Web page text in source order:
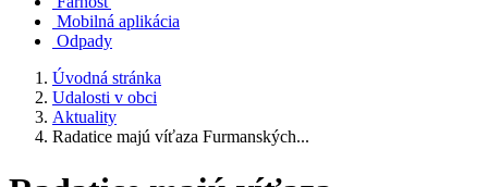
Mobilná aplikácia
Odpady
Úvodná stránka
Udalosti v obci
Aktuality
Radatice majú víťaza Furmanských...